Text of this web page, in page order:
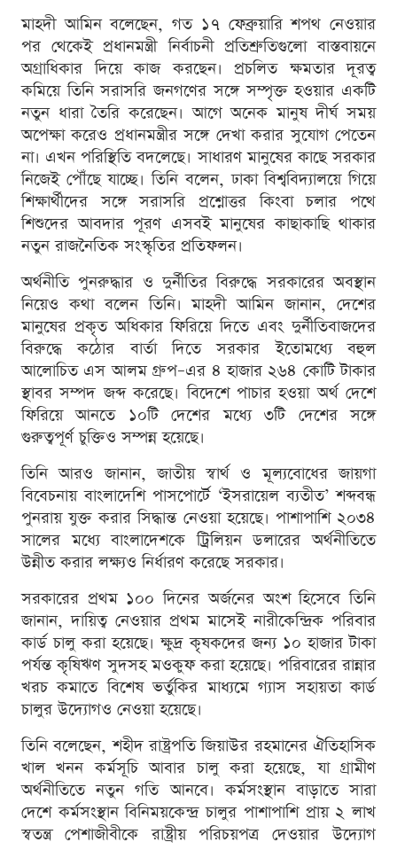
মাহদী আমিন বলেছেন, গত ১৭ ফেব্রুয়ারি শপথ নেওয়ার
পর থেকেই প্রধানমন্ত্রী নির্বাচনী প্রতিশ্রুতিগুলো বাস্তবায়নে
অগ্রাধিকার দিয়ে কাজ করছেন। প্রচলিত ক্ষমতার দূরত্ব
কমিয়ে তিনি সরাসরি জনগণের সঙ্গে সম্পৃক্ত হওয়ার একটি
নতুন ধারা তৈরি করেছেন। আগে অনেক মানুষ দীর্ঘ সময়
অপেক্ষা করেও প্রধানমন্ত্রীর সঙ্গে দেখা করার সুযোগ পেতেন
না। এখন পরিস্থিতি বদলেছে। সাধারণ মানুষের কাছে সরকার
নিজেই পৌঁছে যাচ্ছে। তিনি বলেন, ঢাকা বিশ্ববিদ্যালয়ে গিয়ে
শিক্ষার্থীদের সঙ্গে সরাসরি প্রশ্নোত্তর কিংবা চলার পথে
শিশুদের আবদার পূরণ এসবই মানুষের কাছাকাছি থাকার
নতুন রাজনৈতিক সংস্কৃতির প্রতিফলন।
অর্থনীতি পুনরুদ্ধার ও দুর্নীতির বিরুদ্ধে সরকারের অবস্থান
নিয়েও কথা বলেন তিনি। মাহদী আমিন জানান, দেশের
মানুষের প্রকৃত অধিকার ফিরিয়ে দিতে এবং দুর্নীতিবাজদের
বিরুদ্ধে কঠোর বার্তা দিতে সরকার ইতোমধ্যে বহুল
আলোচিত এস আলম গ্রুপ–এর ৪ হাজার ২৬৪ কোটি টাকার
স্থাবর সম্পদ জব্দ করেছে। বিদেশে পাচার হওয়া অর্থ দেশে
ফিরিয়ে আনতে ১০টি দেশের মধ্যে ৩টি দেশের সঙ্গে
গুরুত্বপূর্ণ চুক্তিও সম্পন্ন হয়েছে।
তিনি আরও জানান, জাতীয় স্বার্থ ও মূল্যবোধের জায়গা
বিবেচনায় বাংলাদেশি পাসপোর্টে ‘ইসরায়েল ব্যতীত’ শব্দবন্ধ
পুনরায় যুক্ত করার সিদ্ধান্ত নেওয়া হয়েছে। পাশাপাশি ২০৩৪
সালের মধ্যে বাংলাদেশকে ট্রিলিয়ন ডলারের অর্থনীতিতে
উন্নীত করার লক্ষ্যও নির্ধারণ করেছে সরকার।
সরকারের প্রথম ১০০ দিনের অর্জনের অংশ হিসেবে তিনি
জানান, দায়িত্ব নেওয়ার প্রথম মাসেই নারীকেন্দ্রিক পরিবার
কার্ড চালু করা হয়েছে। ক্ষুদ্র কৃষকদের জন্য ১০ হাজার টাকা
পর্যন্ত কৃষিঋণ সুদসহ মওকুফ করা হয়েছে। পরিবারের রান্নার
খরচ কমাতে বিশেষ ভর্তুকির মাধ্যমে গ্যাস সহায়তা কার্ড
চালুর উদ্যোগও নেওয়া হয়েছে।
তিনি বলেছেন, শহীদ রাষ্ট্রপতি জিয়াউর রহমানের ঐতিহাসিক
খাল খনন কর্মসূচি আবার চালু করা হয়েছে, যা গ্রামীণ
অর্থনীতিতে নতুন গতি আনবে। কর্মসংস্থান বাড়াতে সারা
দেশে কর্মসংস্থান বিনিময়কেন্দ্র চালুর পাশাপাশি প্রায় ২ লাখ
স্বতন্ত্র পেশাজীবীকে রাষ্ট্রীয় পরিচয়পত্র দেওয়ার উদ্যোগ